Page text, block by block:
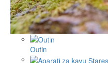
Outin